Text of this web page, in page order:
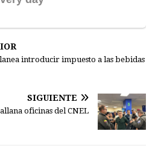
introducir impuesto a las bebidas
SIGUIENTE
oficinas del CNEL